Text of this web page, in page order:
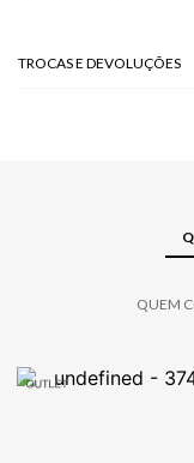
TROCAS E DEVOLUÇÕES
QUEM